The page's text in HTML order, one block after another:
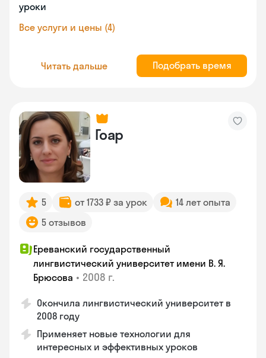
уроки
Все услуги и цены (4)
Читать дальше Подобрать время
Гоар
5 от 1733 ₽ за урок
14 лет опыта
5 отзывов
Ереванский государственный
лингвистический университет имени В. Я.
Брюсова • 2008 г.
Окончила лингвистический университет в
2008 году
Применяет новые технологии для
интересных и эффективных уроков